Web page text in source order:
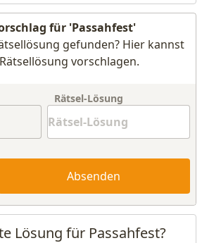
für 'Passahfest'
gefunden? Hier kannst
vorschlagen.
Rätsel-Lösung
Absenden
Lösung für Passahfest?